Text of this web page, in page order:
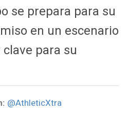
se prepara para su
en un escenario
para su
@AthleticXtra